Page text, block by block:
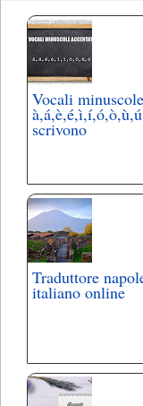
Vocali
scrivono
Traduttore
italiano online